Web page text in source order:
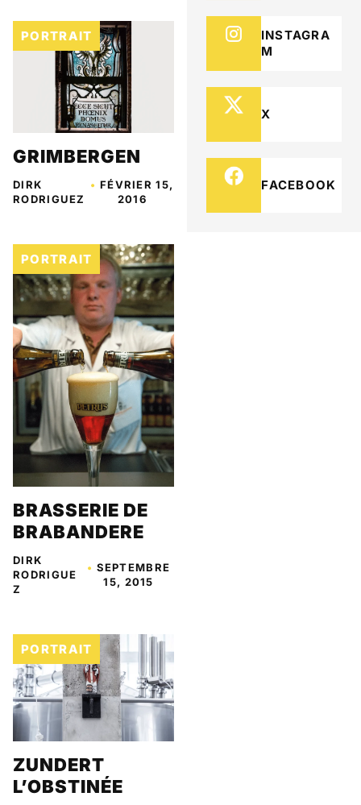
PORTRAIT
GRIMBERGEN
DIRK
RODRIGUEZ
• FÉVRIER 15,
2016
PORTRAIT
BRASSERIE DE
BRABANDERE
DIRK
RODRIGUE
Z
• SEPTEMBRE
15, 2015
PORTRAIT
ZUNDERT
L’OBSTINÉE
INSTAGRA
M
X
FACEBOOK